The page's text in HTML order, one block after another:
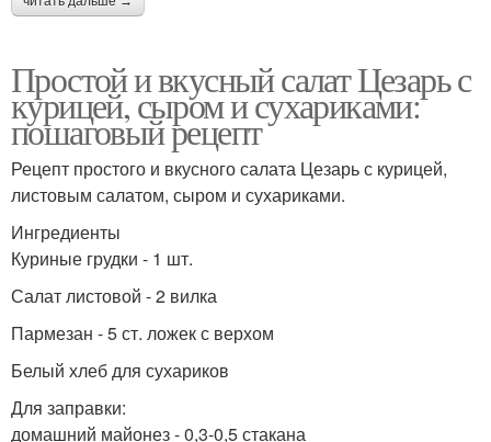
Простой и вкусный салат Цезарь с
курицей, сыром и сухариками:
пошаговый рецепт
Рецепт простого и вкусного салата Цезарь с курицей,
листовым салатом, сыром и сухариками.
Ингредиенты
Куриные грудки - 1 шт.
Салат листовой - 2 вилка
Пармезан - 5 ст. ложек с верхом
Белый хлеб для сухариков
Для заправки:
домашний майонез - 0,3-0,5 стакана